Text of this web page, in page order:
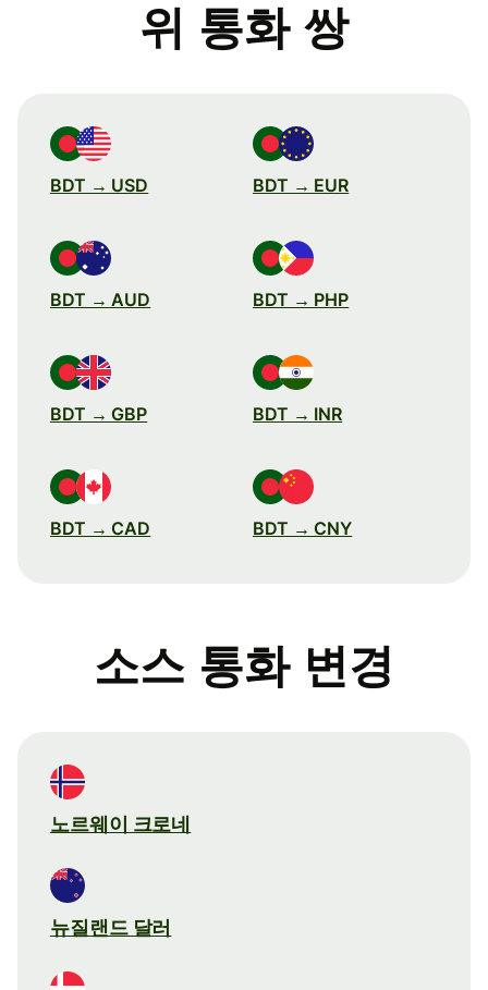
위 통화 쌍
BDT → USD BDT → EUR
BDT → AUD BDT → PHP
BDT → GBP BDT → INR
BDT → CAD BDT → CNY
소스 통화 변경
노르웨이 크로네
뉴질랜드 달러